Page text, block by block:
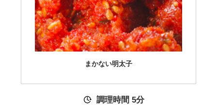
まかない明太子
調理時間 5分